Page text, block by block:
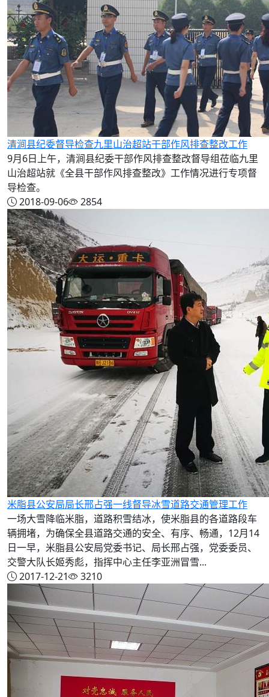
清涧县纪委督导检查九里山治超站干部作风排查整改工作
9月6日上午，清涧县纪委干部作风排查整改督导组莅临九里
山治超站就《全县干部作风排查整改》工作情况进行专项督
导检查。
2018-09-06
2854
米脂县公安局局长邢占强一线督导冰雪道路交通管理工作
一场大雪降临米脂，道路积雪结冰，使米脂县的各道路段车
辆拥堵，为确保全县道路交通的安全、有序、畅通，12月14
日一早，米脂县公安局党委书记、局长邢占强，党委委员、
交警大队长姬秀彪，指挥中心主任李亚洲冒雪...
2017-12-21
3210